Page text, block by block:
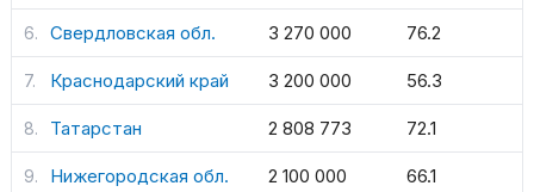
Свердловская обл. 3 270 000 76.2
Краснодарский край 3 200 000 56.3
Татарстан 2 808 773 72.1
Нижегородская обл. 2 100 000 66.1